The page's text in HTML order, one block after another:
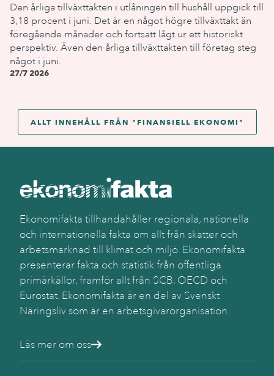
Den årliga tillväxttakten i utlåningen till hushåll uppgick till
3,18 procent i juni. Det är en något högre tillväxttakt än
föregående månader och fortsatt lågt ur ett historiskt
perspektiv. Även den årliga tillväxttakten till företag steg
något i juni.
27/7 2026
ALLT INNEHÅLL FRÅN " FINANSIELL EKONOMI "
Ekonomifakta tillhandahåller regionala, nationella
och internationella fakta om allt från skatter och
arbetsmarknad till klimat och miljö. Ekonomifakta
presenterar fakta och statistik från offentliga
primärkällor, framför allt från SCB, OECD och
Eurostat. Ekonomifakta är en del av Svenskt
Näringsliv som är en arbetsgivarorganisation.
Läs mer om oss